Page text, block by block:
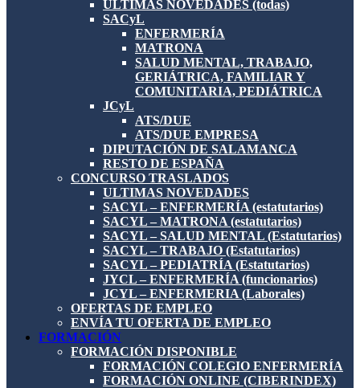
ULTIMAS NOVEDADES (todas)
SACyL
ENFERMERÍA
MATRONA
SALUD MENTAL, TRABAJO,
GERIÁTRICA, FAMILIAR Y
COMUNITARIA, PEDIÁTRICA
JCyL
ATS/DUE
ATS/DUE EMPRESA
DIPUTACIÓN DE SALAMANCA
RESTO DE ESPAÑA
CONCURSO TRASLADOS
ULTIMAS NOVEDADES
SACYL – ENFERMERÍA (estatutarios)
SACYL – MATRONA (estatutarios)
SACYL – SALUD MENTAL (Estatutarios)
SACYL – TRABAJO (Estatutarios)
SACYL – PEDIATRÍA (Estatutarios)
JYCL – ENFERMERÍA (funcionarios)
JCYL – ENFERMERIA (Laborales)
OFERTAS DE EMPLEO
ENVÍA TU OFERTA DE EMPLEO
FORMACIÓN
FORMACIÓN DISPONIBLE
FORMACIÓN COLEGIO ENFERMERÍA
FORMACIÓN ONLINE (CIBERINDEX)